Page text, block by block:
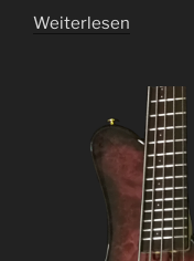
Weiterlesen